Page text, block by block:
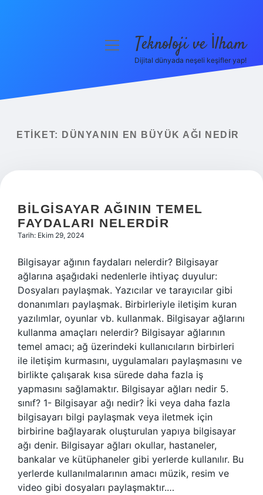
Yasal Uyarı
menüyüTeknoloji ve İlham
Dijital dünyada neşeli keşifler yap!
ETIKET: DÜNYANIN EN BÜYÜK AĞI NEDIR
BILGISAYAR AĞININ TEMEL
FAYDALARI NELERDIR
Tarih: Ekim 29, 2024
Bilgisayar ağının faydaları nelerdir? Bilgisayar
ağlarına aşağıdaki nedenlerle ihtiyaç duyulur:
Dosyaları paylaşmak. Yazıcılar ve tarayıcılar gibi
donanımları paylaşmak. Birbirleriyle iletişim kuran
yazılımlar, oyunlar vb. kullanmak. Bilgisayar ağlarını
kullanma amaçları nelerdir? Bilgisayar ağlarının
temel amacı; ağ üzerindeki kullanıcıların birbirleri
ile iletişim kurmasını, uygulamaları paylaşmasını ve
birlikte çalışarak kısa sürede daha fazla iş
yapmasını sağlamaktır. Bilgisayar ağları nedir 5.
sınıf? 1- Bilgisayar ağı nedir? İki veya daha fazla
bilgisayarı bilgi paylaşmak veya iletmek için
birbirine bağlayarak oluşturulan yapıya bilgisayar
ağı denir. Bilgisayar ağları okullar, hastaneler,
bankalar ve kütüphaneler gibi yerlerde kullanılır. Bu
yerlerde kullanılmalarının amacı müzik, resim ve
video gibi dosyaları paylaşmaktır.…